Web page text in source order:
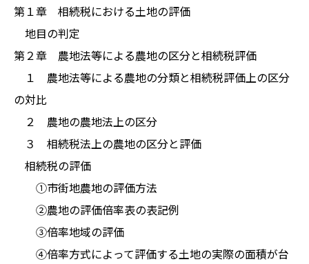
第１章 相続税における土地の評価
地目の判定
第２章 農地法等による農地の区分と相続税評価
１ 農地法等による農地の分類と相続税評価上の区分
の対比
２ 農地の農地法上の区分
３ 相続税法上の農地の区分と評価
相続税の評価
①市街地農地の評価方法
②農地の評価倍率表の表記例
③倍率地域の評価
④倍率方式によって評価する土地の実際の面積が台